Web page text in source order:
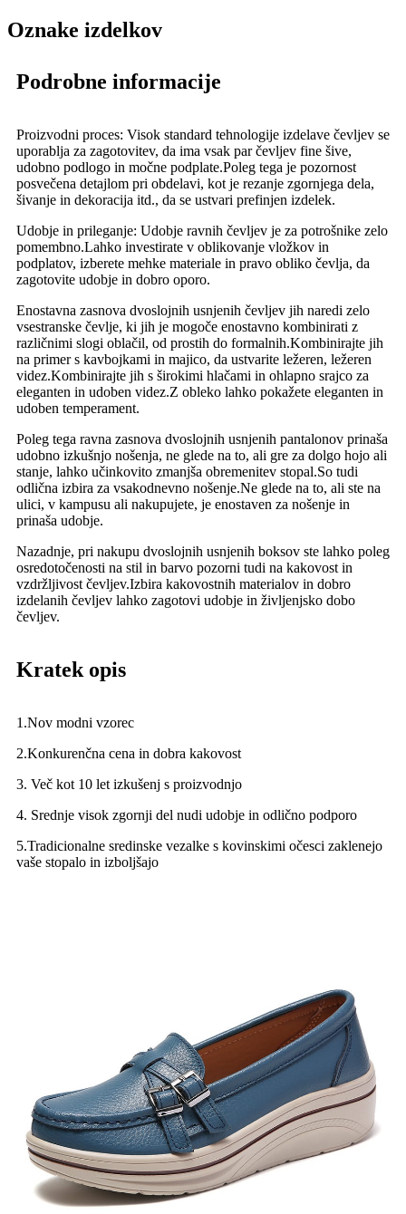
Oznake izdelkov
Podrobne informacije
Proizvodni proces: Visok standard tehnologije izdelave čevljev se
uporablja za zagotovitev, da ima vsak par čevljev fine šive,
udobno podlogo in močne podplate.Poleg tega je pozornost
posvečena detajlom pri obdelavi, kot je rezanje zgornjega dela,
šivanje in dekoracija itd., da se ustvari prefinjen izdelek.
Udobje in prileganje: Udobje ravnih čevljev je za potrošnike zelo
pomembno.Lahko investirate v oblikovanje vložkov in
podplatov, izberete mehke materiale in pravo obliko čevlja, da
zagotovite udobje in dobro oporo.
Enostavna zasnova dvoslojnih usnjenih čevljev jih naredi zelo
vsestranske čevlje, ki jih je mogoče enostavno kombinirati z
različnimi slogi oblačil, od prostih do formalnih.Kombinirajte jih
na primer s kavbojkami in majico, da ustvarite ležeren, ležeren
videz.Kombinirajte jih s širokimi hlačami in ohlapno srajco za
eleganten in udoben videz.Z obleko lahko pokažete eleganten in
udoben temperament.
Poleg tega ravna zasnova dvoslojnih usnjenih pantalonov prinaša
udobno izkušnjo nošenja, ne glede na to, ali gre za dolgo hojo ali
stanje, lahko učinkovito zmanjša obremenitev stopal.So tudi
odlična izbira za vsakodnevno nošenje.Ne glede na to, ali ste na
ulici, v kampusu ali nakupujete, je enostaven za nošenje in
prinaša udobje.
Nazadnje, pri nakupu dvoslojnih usnjenih boksov ste lahko poleg
osredotočenosti na stil in barvo pozorni tudi na kakovost in
vzdržljivost čevljev.Izbira kakovostnih materialov in dobro
izdelanih čevljev lahko zagotovi udobje in življenjsko dobo
čevljev.
Kratek opis
1.Nov modni vzorec
2.Konkurenčna cena in dobra kakovost
3. Več kot 10 let izkušenj s proizvodnjo
4. Srednje visok zgornji del nudi udobje in odlično podporo
5.Tradicionalne sredinske vezalke s kovinskimi očesci zaklenejo
vaše stopalo in izboljšajo